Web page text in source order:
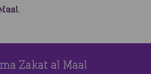
Zakat al Maal